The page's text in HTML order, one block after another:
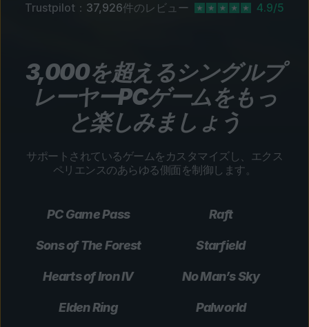
Trustpilot： 37,926件のレビュー 4.9/5
3,000を超えるシングルプ
レーヤーPCゲームをもっ
と楽しみましょう
サポートされているゲームをカスタマイズし、エクス
ペリエンスのあらゆる側面を制御します。
PC Game Pass Raft
Sons of The Forest Starfield
Hearts of Iron IV No Man’s Sky
Elden Ring Palworld